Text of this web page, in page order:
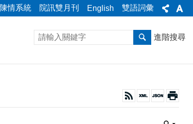
陳情系統 院訊雙月刊 English 雙語詞彙
進階搜尋